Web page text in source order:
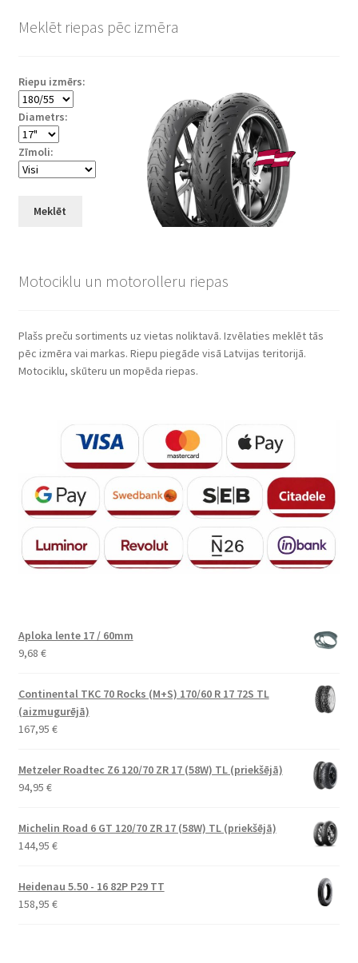
Meklēt riepas pēc izmēra
Riepu izmērs:
Diametrs:
Zīmoli:
Meklēt
Motociklu un motorolleru riepas
Plašs preču sortiments uz vietas noliktavā. Izvēlaties meklēt tās
pēc izmēra vai markas. Riepu piegāde visā Latvijas teritorijā.
Motociklu, skūteru un mopēda riepas.
Aploka lente 17 / 60mm
9,68 €
Continental TKC 70 Rocks (M+S) 170/60 R 17 72S TL
(aizmugurējā)
167,95 €
Metzeler Roadtec Z6 120/70 ZR 17 (58W) TL (priekšējā)
94,95 €
Michelin Road 6 GT 120/70 ZR 17 (58W) TL (priekšējā)
144,95 €
Heidenau 5.50 - 16 82P P29 TT
158,95 €